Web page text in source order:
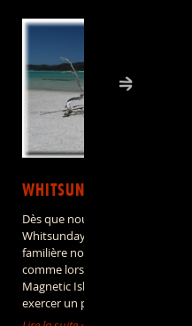
WHITSUNDAY ISLAND
Dès que nous avons approché
Whitsunday Island, une
familière nous a envahis : un
comme lors de notre passage à
Magnetic Island, cette île semble
exercer un petit effet…